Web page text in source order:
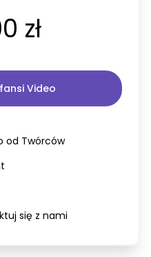
zł
Video
od Twórców
się z nami